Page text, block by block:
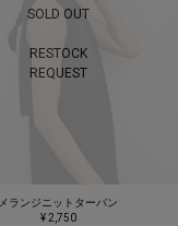
SOLD OUT
RESTOCK
REQUEST
メランジニットターバン
¥ 2,750